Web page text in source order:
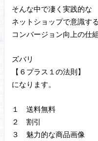
そんな中で凄く実践的な
ネットショップで意識する
コンバージョン向上の仕
ズバリ
【６プラス１の法則】
になります。
１ 送料無料
２ 割引
３ 魅力的な商品画像